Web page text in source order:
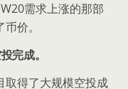
需求上涨的那部
价。
完成。
取得了大规模空投成